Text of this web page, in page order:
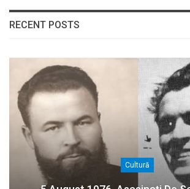
RECENT POSTS
Cultură